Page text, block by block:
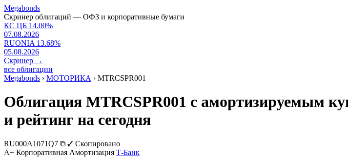
Megabonds
Скринер облигаций — ОФЗ и корпоративные бумаги
КС ЦБ 14.00%
07.08.2026
RUONIA 13.68%
05.08.2026
Скринер →
все облигации
Megabonds › МОТОРИКА › MTRCSPR001
Облигация MTRCSPR001 с амортизируемым
и рейтинг на сегодня
RU000A1071Q7 ⧉ ✓ Скопировано
A+ Корпоративная Амортизация Т-Банк